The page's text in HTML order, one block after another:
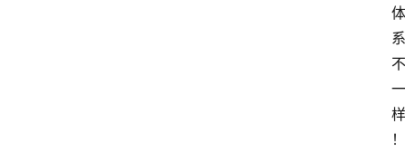
体
系
不
一
样
！